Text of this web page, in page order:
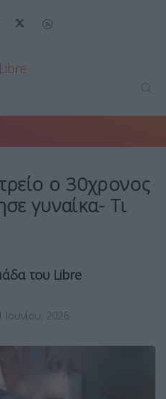
ο 30χρονος
γυναίκα- Τι
του Libre
Ιουνίου, 2026